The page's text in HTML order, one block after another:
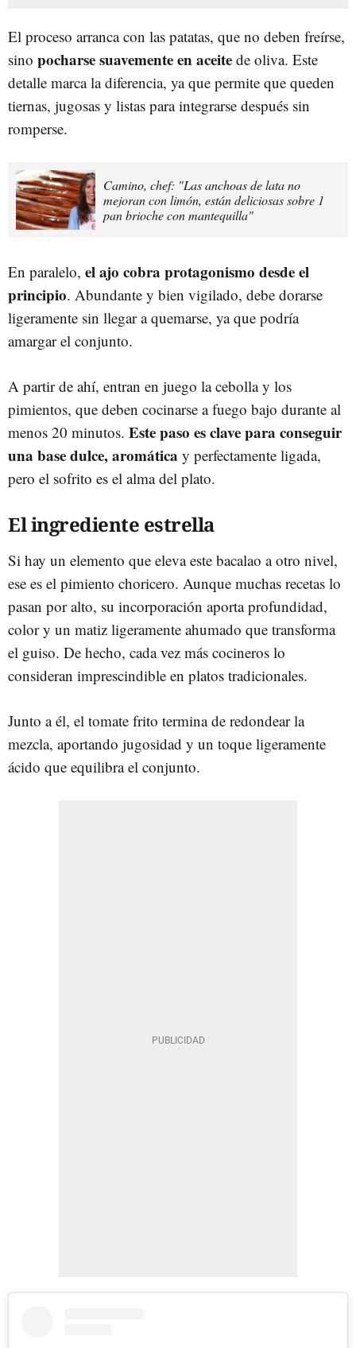
El proceso arranca con las patatas, que no deben freírse,
sino pocharse suavemente en aceite de oliva. Este
detalle marca la diferencia, ya que permite que queden
tiernas, jugosas y listas para integrarse después sin
romperse.
Camino, chef: "Las anchoas de lata no
mejoran con limón, están deliciosas sobre 1
pan brioche con mantequilla"
En paralelo, el ajo cobra protagonismo desde el
principio. Abundante y bien vigilado, debe dorarse
ligeramente sin llegar a quemarse, ya que podría
amargar el conjunto.
A partir de ahí, entran en juego la cebolla y los
pimientos, que deben cocinarse a fuego bajo durante al
menos 20 minutos. Este paso es clave para conseguir
una base dulce, aromática y perfectamente ligada,
pero el sofrito es el alma del plato.
El ingrediente estrella
Si hay un elemento que eleva este bacalao a otro nivel,
ese es el pimiento choricero. Aunque muchas recetas lo
pasan por alto, su incorporación aporta profundidad,
color y un matiz ligeramente ahumado que transforma
el guiso. De hecho, cada vez más cocineros lo
consideran imprescindible en platos tradicionales.
Junto a él, el tomate frito termina de redondear la
mezcla, aportando jugosidad y un toque ligeramente
ácido que equilibra el conjunto.